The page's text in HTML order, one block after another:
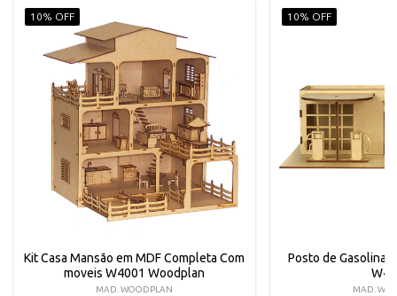
10% OFF
Kit Casa Mansão em MDF Completa Com
moveis W4001 Woodplan
MAD. WOODPLAN
10% OFF
Posto de Gasolina
MAD.